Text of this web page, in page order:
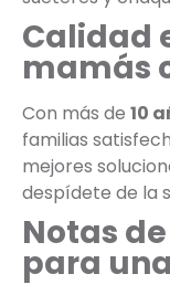
Calidad
mamás
Con más de 10
familias
mejores
despídete de la
Notas
para